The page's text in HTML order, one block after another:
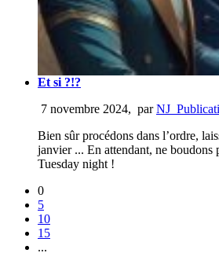
Et si ?!?
7 novembre 2024, par
Bien sûr procédons dans l’ordre,
janvier ... En attendant, ne boudons
Tuesday night !
0
5
10
15
...